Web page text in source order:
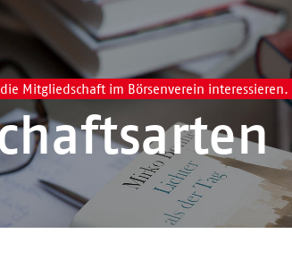
Mitgliedschaft im Börsenverein interessieren.